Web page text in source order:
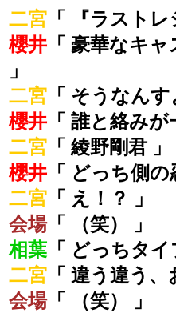
二宮 「 『ラスト
櫻井 「 豪華なキ
」
二宮 「 そうなんす
櫻井 「 誰と絡みが
二宮 「 綾野剛君 」
櫻井 「 どっち側の
二宮 「 え！？ 」
会場「 （笑） 」
相葉 「 どっちタ
二宮 「 違う違う
会場「 （笑） 」